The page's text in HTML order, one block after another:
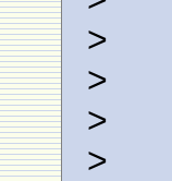
>
>
>
>